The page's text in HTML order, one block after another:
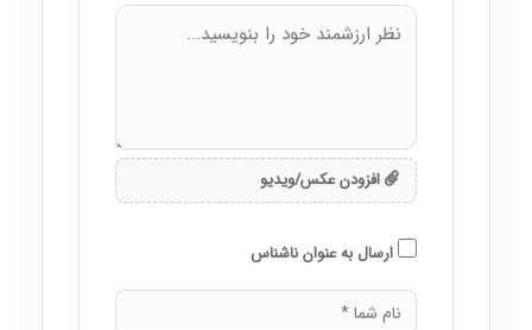
افزودن عکس/ویدیو
ارسال به عنوان ناشناس